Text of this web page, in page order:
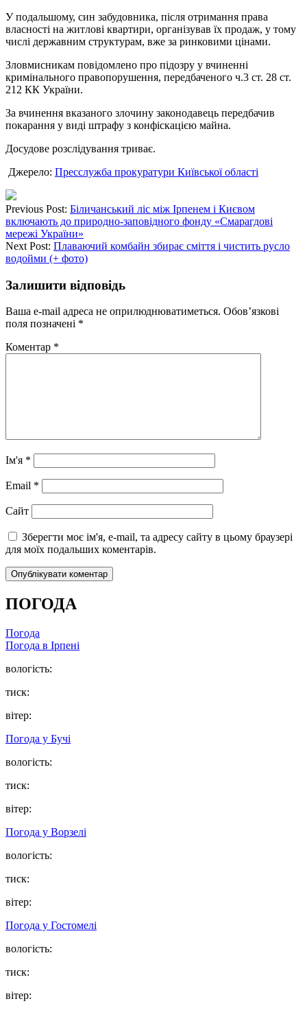
У подальшому, син забудовника, після отримання права
власності на житлові квартири, організував їх продаж, у тому
числі державним структурам, вже за ринковими цінами.
Зловмисникам повідомлено про підозру у вчиненні
кримінального правопорушення, передбаченого ч.3 ст. 28 ст.
212 КК України.
За вчинення вказаного злочину законодавець передбачив
покарання у виді штрафу з конфіскацією майна.
Досудове розслідування триває.
Джерело: Пресслужба прокуратури Київської області
Previous Post: Біличанський ліс між Ірпенем і Києвом
включають до природно-заповідного фонду «Смарагдові
мережі України»
Next Post: Плаваючий комбайн збирає сміття і чистить русло
водойми (+ фото)
Залишити відповідь
Ваша e-mail адреса не оприлюднюватиметься. Обов’язкові
поля позначені *
Коментар *
Ім'я *
Email *
Сайт
Зберегти моє ім'я, e-mail, та адресу сайту в цьому браузері
для моїх подальших коментарів.
ПОГОДА
Погода
Погода в Ірпені
вологість:
тиск:
вітер:
Погода у Бучі
вологість:
тиск:
вітер:
Погода у Ворзелі
вологість:
тиск:
вітер:
Погода у Гостомелі
вологість:
тиск:
вітер: